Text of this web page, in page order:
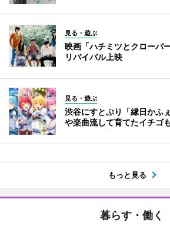
見る・遊ぶ
映画「ハチミツとクローバ
リバイバル上映
見る・遊ぶ
渋谷にすとぷり「縁日かふ
や楽曲流して育てたイチゴ
もっと見る
暮らす・働く